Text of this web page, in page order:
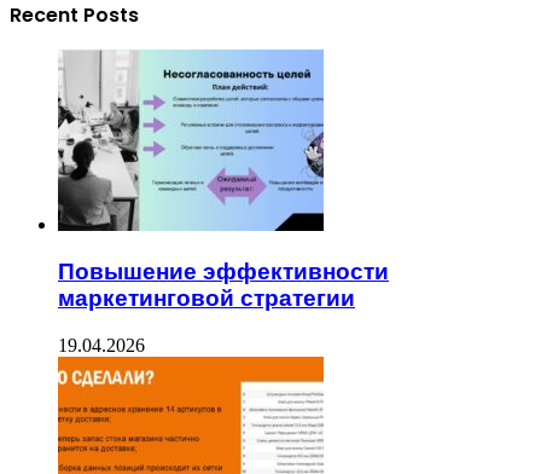
Recent Posts
Повышение эффективности
маркетинговой стратегии
19.04.2026